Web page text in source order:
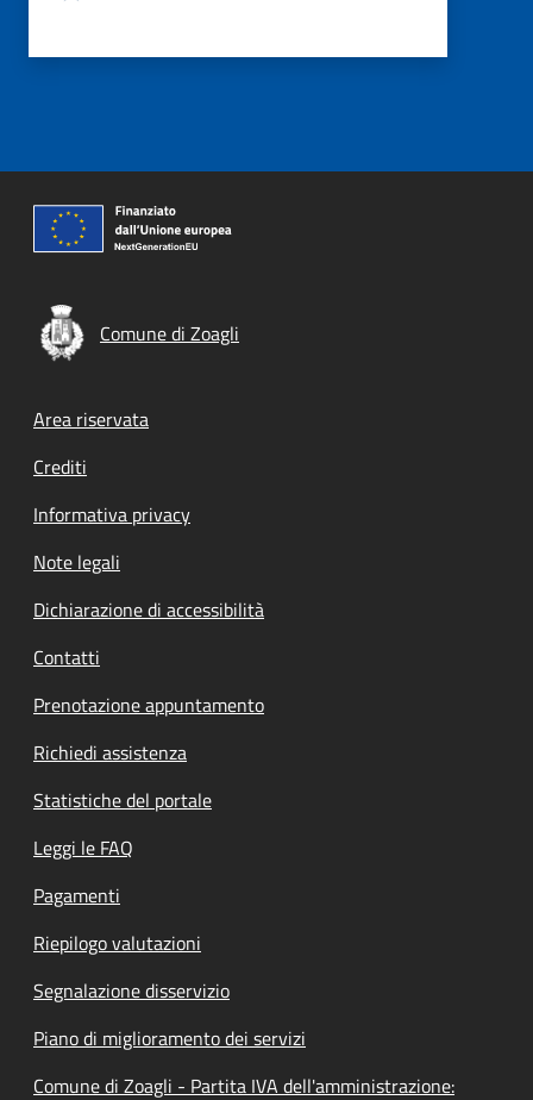
Comune di Zoagli
Footer menu
Area riservata
Crediti
Informativa privacy
Note legali
Dichiarazione di accessibilità
Contatti
Prenotazione appuntamento
Richiedi assistenza
Statistiche del portale
Leggi le FAQ
Pagamenti
Riepilogo valutazioni
Segnalazione disservizio
Piano di miglioramento dei servizi
Comune di Zoagli - Partita IVA dell'amministrazione: